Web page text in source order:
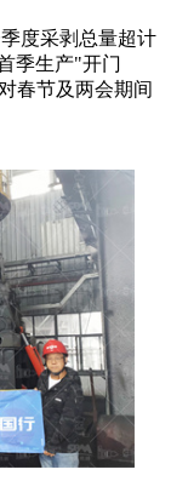
度采剥总量超计
季生产"开门
春节及两会期间